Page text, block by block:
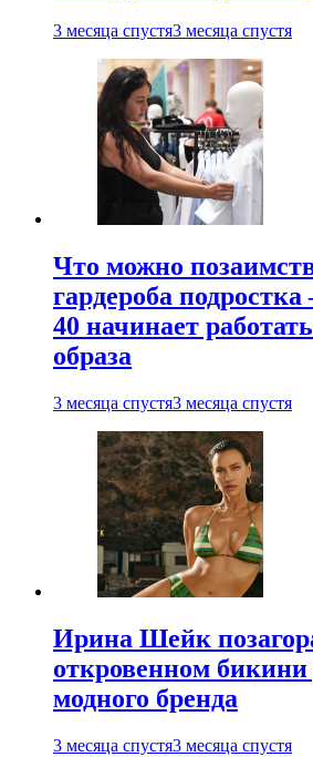
3 месяца спустя3 месяца спустя
Что можно
гардероба
40 начинает
образа
3 месяца спустя3 месяца спустя
Ирина Шейк
откровенном
модного бренда
3 месяца спустя3 месяца спустя